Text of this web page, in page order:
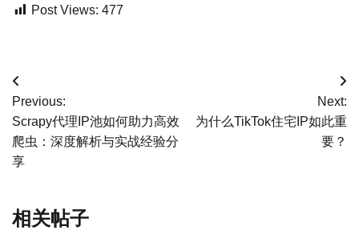
Post Views: 477
文
章
导
Previous:
Scrapy代理IP池如何助力高效
爬虫：深度解析与实战经验分
享
Next:
为什么TikTok住宅IP如此重
要？
相关帖子